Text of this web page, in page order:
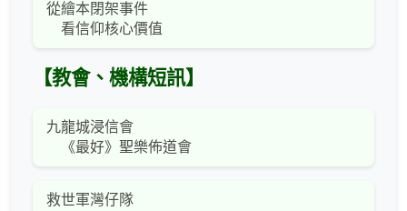
從繪本閉架事件
看信仰核心價值
【教會、機構短訊】
九龍城浸信會
《最好》聖樂佈道會
救世軍灣仔隊